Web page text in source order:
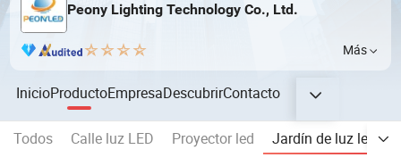
Peony Lighting Technology Co., Ltd.
Más
InicioProductoEmpresaDescubrirContacto
Todos Calle luz LED Proyector led Jardín de luz led